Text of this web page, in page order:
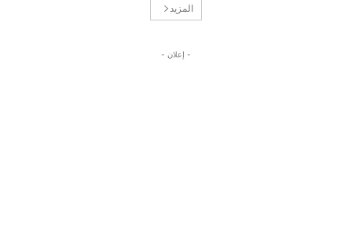
المزيد
- إعلان -